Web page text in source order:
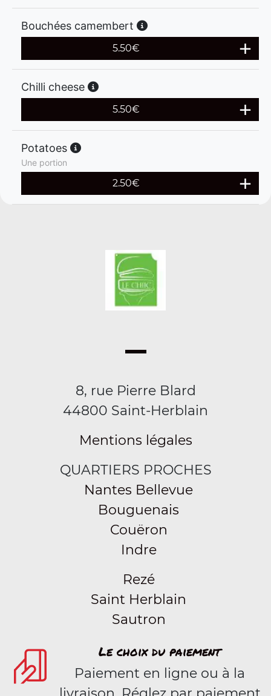
Bouchées camembert
5.50€
Chilli cheese
5.50€
Potatoes
Une portion
2.50€
8, rue Pierre Blard
44800 Saint-Herblain
Mentions légales
QUARTIERS PROCHES
Nantes Bellevue
Bouguenais
Couëron
Indre
Rezé
Saint Herblain
Sautron
Le choix du paiement
Paiement en ligne ou à la